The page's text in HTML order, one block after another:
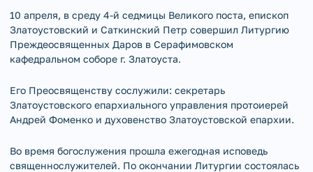
10 апреля, в среду 4-й седмицы Великого поста, епископ
Златоустовский и Саткинский Петр совершил Литургию
Преждеосвященных Даров в Серафимовском
кафедральном соборе г. Златоуста.
Его Преосвященству сослужили: секретарь
Златоустовского епархиального управления протоиерей
Андрей Фоменко и духовенство Златоустовской епархии.
Во время богослужения прошла ежегодная исповедь
священнослужителей. По окончании Литургии состоялась